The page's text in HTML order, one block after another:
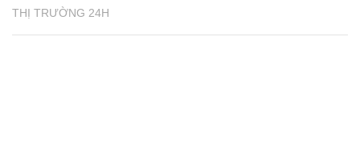
THỊ TRƯỜNG 24H